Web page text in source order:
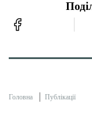
Головна Публікації